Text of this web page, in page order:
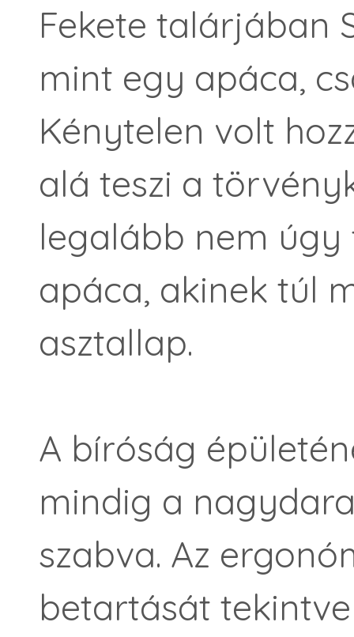
Fekete talárjában
mint egy apáca,
Kénytelen volt
alá teszi a
legalább nem
apáca, akinek túl
asztallap.
A bíróság
mindig a
szabva. Az
betartását